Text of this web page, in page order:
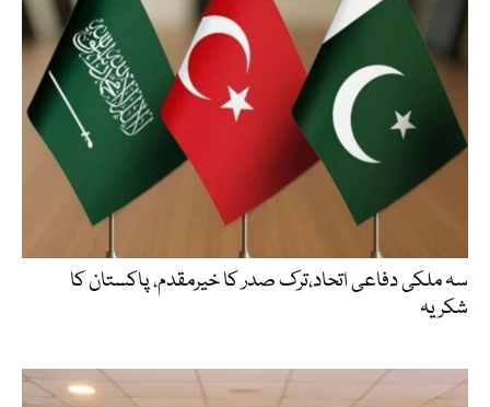
سہ ملکی دفاعی اتحاد،ترک صدر کا خیرمقدم، پاکستان کا
شکریہ